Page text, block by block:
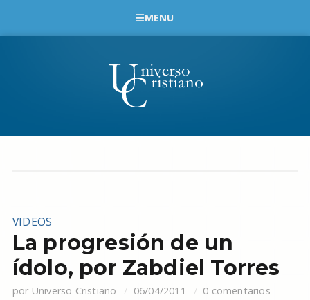
MENU
VIDEOS
La progresión de un
ídolo, por Zabdiel Torres
por Universo Cristiano 06/04/2011 0 comentarios